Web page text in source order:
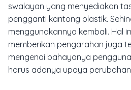
swalayan yang menyediakan
pengganti kantong plastik.
menggunakannya kembali. Hal
memberikan pengarahan juga
mengenai bahayanya
harus adanya upaya